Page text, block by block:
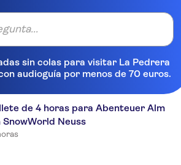
sin colas para visitar La Pedrera
audioguía por menos de 70 euros.
de 4 horas para Abenteuer Alm
SnowWorld Neuss